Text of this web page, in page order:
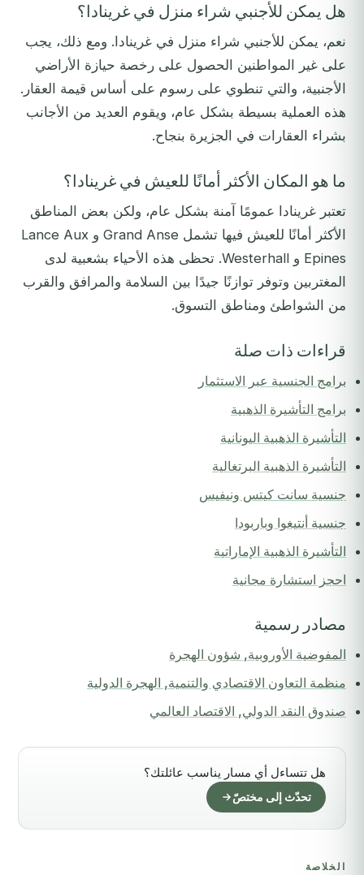
هل يمكن للأجنبي شراء منزل في غرينادا؟
نعم، يمكن للأجنبي شراء منزل في غرينادا. ومع ذلك، يجب
على غير المواطنين الحصول على رخصة حيازة الأراضي
الأجنبية، والتي تنطوي على رسوم على أساس قيمة العقار.
هذه العملية بسيطة بشكل عام، ويقوم العديد من الأجانب
بشراء العقارات في الجزيرة بنجاح.
ما هو المكان الأكثر أمانًا للعيش في غرينادا؟
تعتبر غرينادا عمومًا آمنة بشكل عام، ولكن بعض المناطق
الأكثر أمانًا للعيش فيها تشمل Grand Anse و Lance Aux
Epines و Westerhall. تحظى هذه الأحياء بشعبية لدى
المغتربين وتوفر توازنًا جيدًا بين السلامة والمرافق والقرب
من الشواطئ ومناطق التسوق.
قراءات ذات صلة
برامج الجنسية عبر الاستثمار
برامج التأشيرة الذهبية
التأشيرة الذهبية اليونانية
التأشيرة الذهبية البرتغالية
جنسية سانت كيتس ونيفيس
جنسية أنتيغوا وباربودا
التأشيرة الذهبية الإماراتية
احجز استشارة مجانية
مصادر رسمية
المفوضية الأوروبية, شؤون الهجرة
منظمة التعاون الاقتصادي والتنمية, الهجرة الدولية
صندوق النقد الدولي, الاقتصاد العالمي
هل تتساءل أي مسار يناسب عائلتك؟
تحدّث إلى مختصّ
الخلاصة